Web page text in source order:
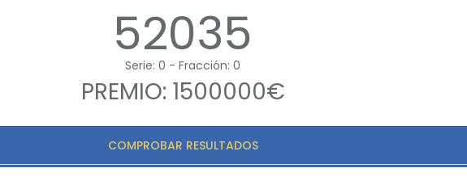
52035
Serie: 0 - Fracción: 0
PREMIO: 1500000€
COMPROBAR RESULTADOS